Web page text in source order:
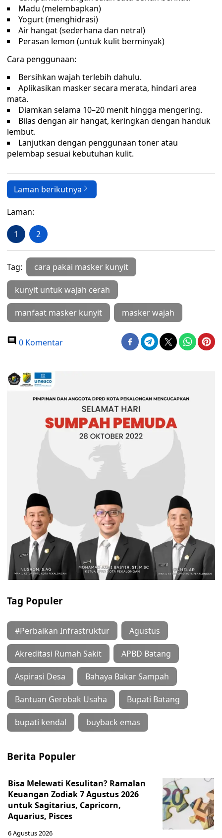
Madu (melembapkan)
Yogurt (menghidrasi)
Air hangat (sederhana dan netral)
Perasan lemon (untuk kulit berminyak)
Cara penggunaan:
Bersihkan wajah terlebih dahulu.
Aplikasikan masker secara merata, hindari area
mata.
Diamkan selama 10–20 menit hingga mengering.
Bilas dengan air hangat, keringkan dengan handuk
lembut.
Lanjutkan dengan penggunaan toner atau
pelembap sesuai kebutuhan kulit.
Laman berikutnya
Laman:
1 2
Tag: cara pakai masker kunyit
kunyit untuk wajah cerah
manfaat masker kunyit masker wajah
0 Komentar
Tag Populer
#Perbaikan Infrastruktur Agustus
Akreditasi Rumah Sakit APBD Batang
Aspirasi Desa Bahaya Bakar Sampah
Bantuan Gerobak Usaha Bupati Batang
bupati kendal buyback emas
Berita Populer
Bisa Melewati Kesulitan? Ramalan
Keuangan Zodiak 7 Agustus 2026
untuk Sagitarius, Capricorn,
Aquarius, Pisces
6 Agustus 2026